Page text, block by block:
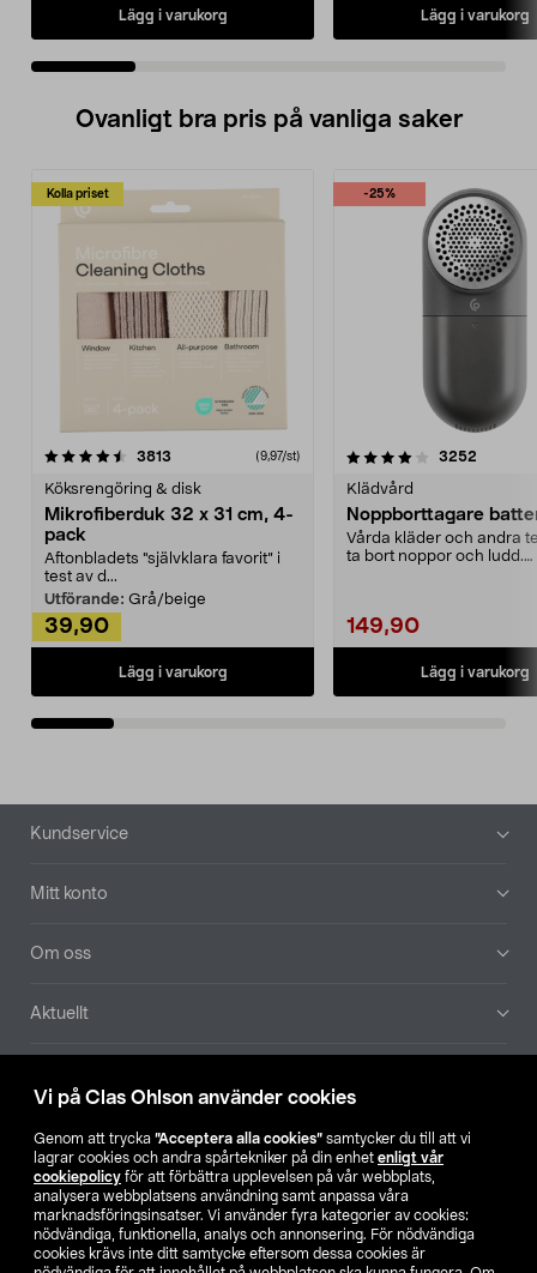
Vi på Clas Ohlson använder cookies
Genom att trycka ”Acceptera alla cookies” samtycker du till att vi
lagrar cookies och andra spårtekniker på din enhet enligt vår
cookiepolicy för att förbättra upplevelsen på vår webbplats,
analysera webbplatsens användning samt anpassa våra
marknadsföringsinsatser. Vi använder fyra kategorier av cookies:
nödvändiga, funktionella, analys och annonsering. För nödvändiga
cookies krävs inte ditt samtycke eftersom dessa cookies är
Lägg i varukorg Lägg i varukorg
Ovanligt bra pris på vanliga saker
Kolla priset
3813 (9,97/st)
Köksrengöring & disk
Mikrofiberduk 32 x 31 cm, 4-
pack
Aftonbladets "självklara favorit” i
test av d...
Utförande: Grå/beige
39,90
Lägg i varukorg
-25%
4.0av 5 stjärnor 3252
Klädvård
Noppborttagare
Vårda kläder och andra
ta bort noppor och ludd.
149,90
Lägg i varukorg
4.5av 5 stjärnor
Sidfot
Kundservice
Mitt konto
Om oss
Aktuellt
Hitta butik
SE NO FI